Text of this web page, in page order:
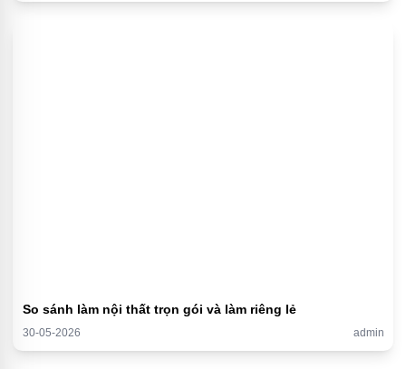
So sánh làm nội thất trọn gói và làm riêng lẻ
30-05-2026 admin